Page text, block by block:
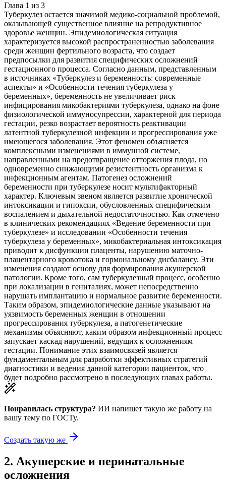
Глава 1 из 3
Туберкулез остается значимой медико-социальной проблемой,
оказывающей существенное влияние на репродуктивное
здоровье женщин. Эпидемиологическая ситуация
характеризуется высокой распространенностью заболевания
среди женщин фертильного возраста, что создает
предпосылки для развития специфических осложнений
гестационного процесса. Согласно данным, представленным
в источниках «Туберкулез и беременность: современные
аспекты» и «Особенности течения туберкулеза у
беременных», беременность не увеличивает риск
инфицирования микобактериями туберкулеза, однако на фоне
физиологической иммуносупрессии, характерной для периода
гестации, резко возрастает вероятность реактивации
латентной туберкулезной инфекции и прогрессирования уже
имеющегося заболевания. Этот феномен объясняется
комплексными изменениями в иммунной системе,
направленными на предотвращение отторжения плода, но
одновременно снижающими резистентность организма к
инфекционным агентам. Патогенез осложнений
беременности при туберкулезе носит мультифакторный
характер. Ключевым звеном является развитие хронической
интоксикации и гипоксии, обусловленных специфическим
воспалением и дыхательной недостаточностью. Как отмечено
в клинических рекомендациях «Ведение беременности при
туберкулезе» и исследовании «Особенности течения
туберкулеза у беременных», микобактериальная интоксикация
приводит к дисфункции плаценты, нарушению маточно-
плацентарного кровотока и гормональному дисбалансу. Эти
изменения создают основу для формирования акушерской
патологии. Кроме того, сам туберкулезный процесс, особенно
при локализации в гениталиях, может непосредственно
нарушать имплантацию и нормальное развитие беременности.
Таким образом, эпидемиологические данные указывают на
уязвимость беременных женщин в отношении
прогрессирования туберкулеза, а патогенетические
механизмы объясняют, каким образом инфекционный процесс
запускает каскад нарушений, ведущих к осложнениям
гестации. Понимание этих взаимосвязей является
фундаментальным для разработки эффективных стратегий
диагностики и ведения данной категории пациенток, что
будет подробно рассмотрено в последующих главах работы.
Понравилась структура? ИИ напишет такую же работу на
вашу тему по ГОСТу.
Создать такую же
2. Акушерские и перинатальные
осложнения